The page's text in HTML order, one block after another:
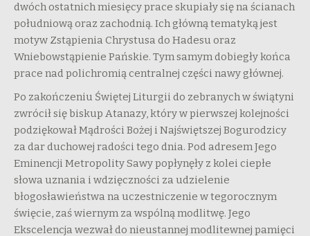
dwóch ostatnich miesięcy prace skupiały się na ścianach
południową oraz zachodnią. Ich główną tematyką jest
motyw Zstąpienia Chrystusa do Hadesu oraz
Wniebowstąpienie Pańskie. Tym samym dobiegły końca
prace nad polichromią centralnej części nawy głównej.
Po zakończeniu Świętej Liturgii do zebranych w świątyni
zwrócił się biskup Atanazy, który w pierwszej kolejności
podziękował Mądrości Bożej i Najświętszej Bogurodzicy
za dar duchowej radości tego dnia. Pod adresem Jego
Eminencji Metropolity Sawy popłynęły z kolei ciepłe
słowa uznania i wdzięczności za udzielenie
błogosławieństwa na uczestniczenie w tegorocznym
święcie, zaś wiernym za wspólną modlitwę. Jego
Ekscelencja wezwał do nieustannej modlitewnej pamięci